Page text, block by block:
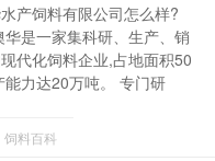
产饲料有限公司怎么样?
是一家集科研、生产、销
代化饲料企业,占地面积50
能力达20万吨。 专门研
饲料百科